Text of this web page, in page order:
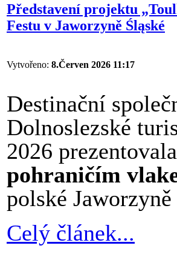
Představení projektu
Festu v Jaworzyně Śląské
Vytvořeno: 8.Červen 2026 11:17
Destinační
Dolnoslezské
2026
pohraničím
polské Jaworzyně
Celý článek...